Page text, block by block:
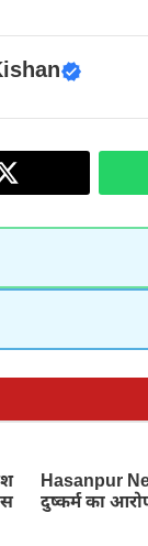
Hasanpur
दुष्कर्म का